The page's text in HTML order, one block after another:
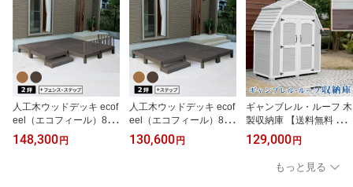
人工木ウッドデッキ ecof
eel（エコフィール）8
台 ステップ・フェンス
セット PWDE-8P-SFSET
148,300円
人工木ウッドデッキ ecof
eel（エコフィール）8台
ステップセット PWDE-8
P-STP
130,600円
ギャンブレル・ルーフ 木
製収納庫 【送料無料 物
置 倉庫 収納庫 天然木 木
製 庭 物入れ おしゃれ 大
型 北欧 ナチュラル ガー
デニング キャンプ スポ
129,000円
もっと見る